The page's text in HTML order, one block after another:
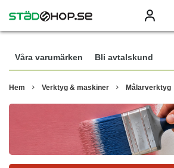
Våra varumärken Bli avtalskund
Hem Verktyg & maskiner Målarverktyg